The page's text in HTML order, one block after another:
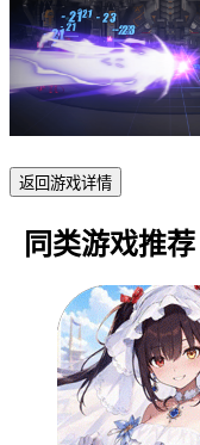
返回游戏详情
同类游戏推荐